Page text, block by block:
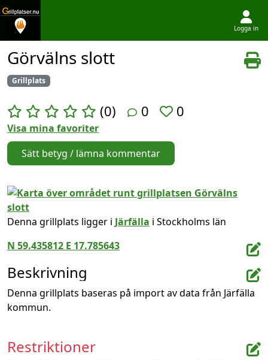
Logga in
Görvälns slott
Grillplats
(0) 0 0
Visa mina favoriter
Sätt betyg / lämna kommentar
Denna grillplats ligger i Järfälla i Stockholms län
N 59.435812 E 17.785643
Beskrivning
Denna grillplats baseras på import av data från Järfälla
kommun.
Restriktioner